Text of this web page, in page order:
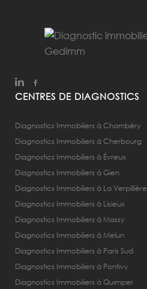
CENTRES DE DIAGNOSTICS
Diagnostics Immobiliers à Chambéry
Diagnostics Immobiliers à Cherbourg
Diagnostics Immobiliers à Évreux
Diagnostics Immobiliers à Gien
Diagnostics Immobiliers à La Verpillière
Diagnostics Immobiliers à Lisieux
Diagnostics Immobiliers à Massy
Diagnostics Immobiliers à Melun
Diagnostics Immobiliers à Paris Sud
Diagnostics Immobiliers à Pontivy
Diagnostics Immobiliers à Quimper